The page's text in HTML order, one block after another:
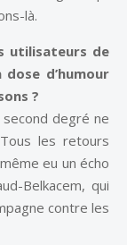
là.
utilisateurs de
d’humour
?
degré ne
les retours
eu un écho
Belkacem, qui
contre les